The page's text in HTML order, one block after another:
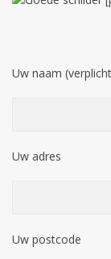
Uw naam
Uw adres
Uw postcode